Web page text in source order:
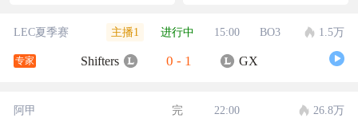
LEC夏季赛 主播1 进行中 15:00 BO3 1.5万
专家 Shifters 0 - 1 GX
阿甲 完 22:00 26.8万